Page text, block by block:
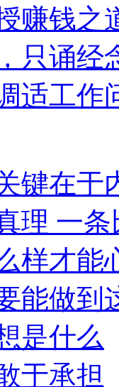
赚钱之
只诵经
适工作
键在于
理 一
样才能
能做到
是什么
于承担